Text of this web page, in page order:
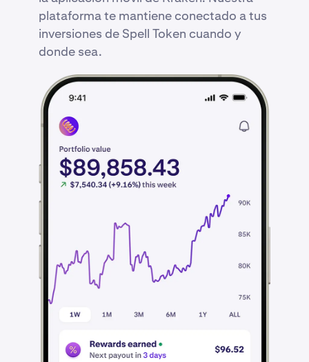
plataforma te mantiene conectado a tus
inversiones de Spell Token cuando y
donde sea.